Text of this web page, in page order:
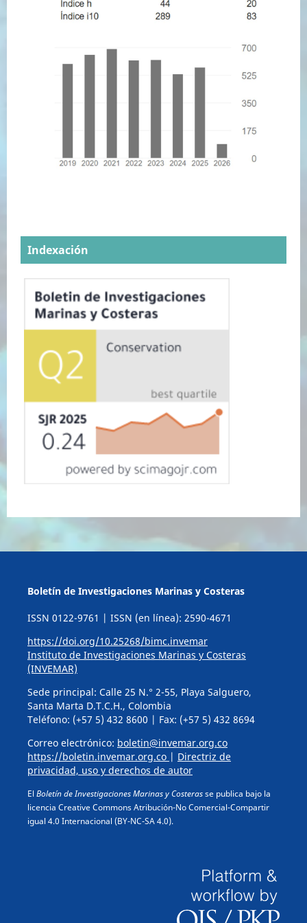
Indexación
Boletín de Investigaciones Marinas y Costeras
ISSN 0122-9761 | ISSN (en línea): 2590-4671
https://doi.org/10.25268/bimc.invemar
Instituto de Investigaciones Marinas y Costeras
(INVEMAR)
Sede principal: Calle 25 N.° 2-55, Playa Salguero,
Santa Marta D.T.C.H., Colombia
Teléfono: (+57 5) 432 8600 | Fax: (+57 5) 432 8694
Correo electrónico: boletin@invemar.org.co
https://boletin.invemar.org.co | Directriz de
privacidad, uso y derechos de autor
El Boletín de Investigaciones Marinas y Costerasse publica bajo la
licencia Creative Commons Atribución-No Comercial-Compartir
igual 4.0 Internacional (BY-NC-SA 4.0).